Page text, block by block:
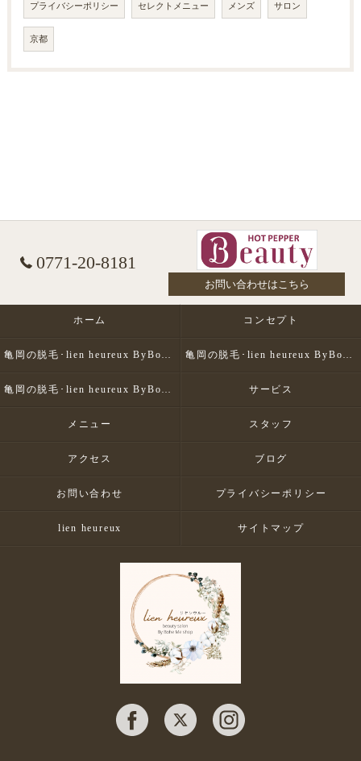
プライバシーポリシー セレクトメニュー メンズ サロン
京都
0771-20-8181
お問い合わせはこちら
ホーム コンセプト
亀岡の脱毛･lien heureux ByBohe Me shopの口コミ情報 亀岡の脱毛･lien heureux ByBohe Me shopの評判
亀岡の脱毛･lien heureux ByBohe Me shopのお客様の声 サービス
メニュー スタッフ
アクセス ブログ
お問い合わせ プライバシーポリシー
lien heureux サイトマップ